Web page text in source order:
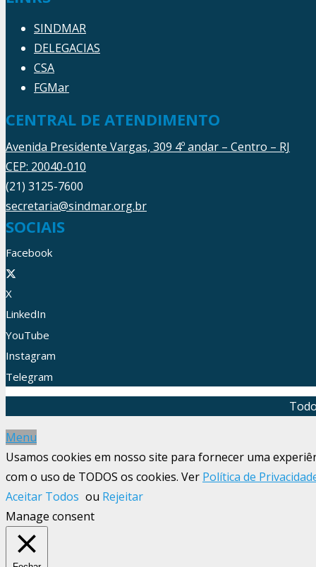
SINDMAR
DELEGACIAS
CSA
FGMar
CENTRAL DE ATENDIMENTO
Avenida Presidente Vargas, 309 4º andar – Centro – RJ
CEP: 20040-010
(21) 3125-7600
secretaria@sindmar.org.br
SOCIAIS
Facebook
X
LinkedIn
YouTube
Instagram
Telegram
Menu
Usamos cookies em nosso site para fornecer uma
com o uso de TODOS os cookies. Ver Política de
Aceitar Todos ou Rejeitar
Manage consent